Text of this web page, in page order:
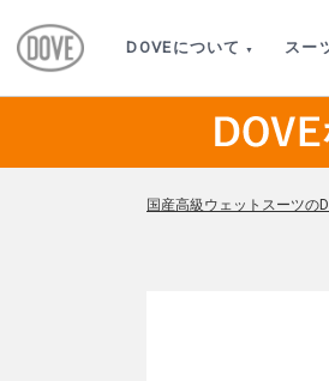
DOVEについて スー
国産高級ウェットスーツの